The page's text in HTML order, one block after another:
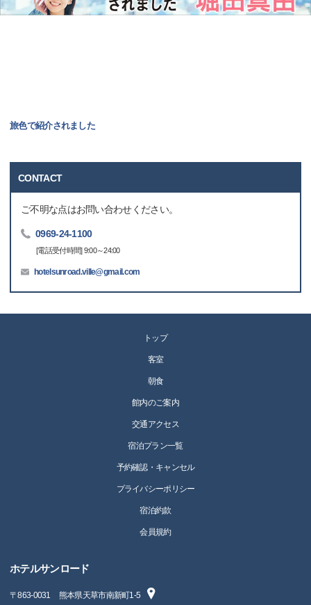
旅色で紹介されました
CONTACT
ご不明な点はお問い合わせください。
0969-24-1100
[電話受付時間] 9:00～24:00
hotelsunroad.ville@gmail.com
トップ
客室
朝食
館内のご案内
交通アクセス
宿泊プラン一覧
予約確認・キャンセル
プライバシーポリシー
宿泊約款
会員規約
ホテルサンロード
〒863-0031 熊本県天草市南新町1-5